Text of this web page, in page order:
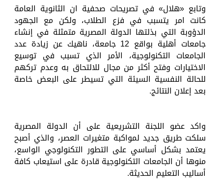
وتابع «هلال» في تصريحات صحفية ان الثانوية العامة
كانت امر يتسبب في فزع الطلاب، ولكن مع الجهود
الدؤوبة التي بذلتها الدولة المصرية متمثلة في إنشاء
جامعات أهلية بواقع 12 جامعة، ناهيك عن زيادة عدد
الجامعات التكنولوجية، الأمر الذي تسبب في توسيع
الاختيارات وفتح أكثر من مجال للالتحاق به وعدم تركهم
للحالة النفسية السيئة التي تسيطر على البعض خاصة
بعد إعلان النتائج.
واكد عضو اللجنة التشريعية على أن الدولة المصرية
سلكت طريق جديد لمواكبة متغيرات العصر، والذي أصبح
يعتمد بشكل أساسي على التطور التكنولوجي الواسع،
منوها أن الجامعات التكنولوجية قادرة على استيعاب كافة
أساليب التعليم الحديثة.